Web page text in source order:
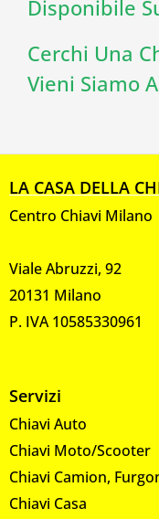
Disponibile
Cerchi Una
Vieni Siamo
LA CASA DELLA
Centro Chiavi Milano
Viale Abruzzi, 92
20131 Milano
P. IVA 10585330961
Servizi
Chiavi Auto
Chiavi Moto/Scooter
Chiavi Camion,
Chiavi Casa